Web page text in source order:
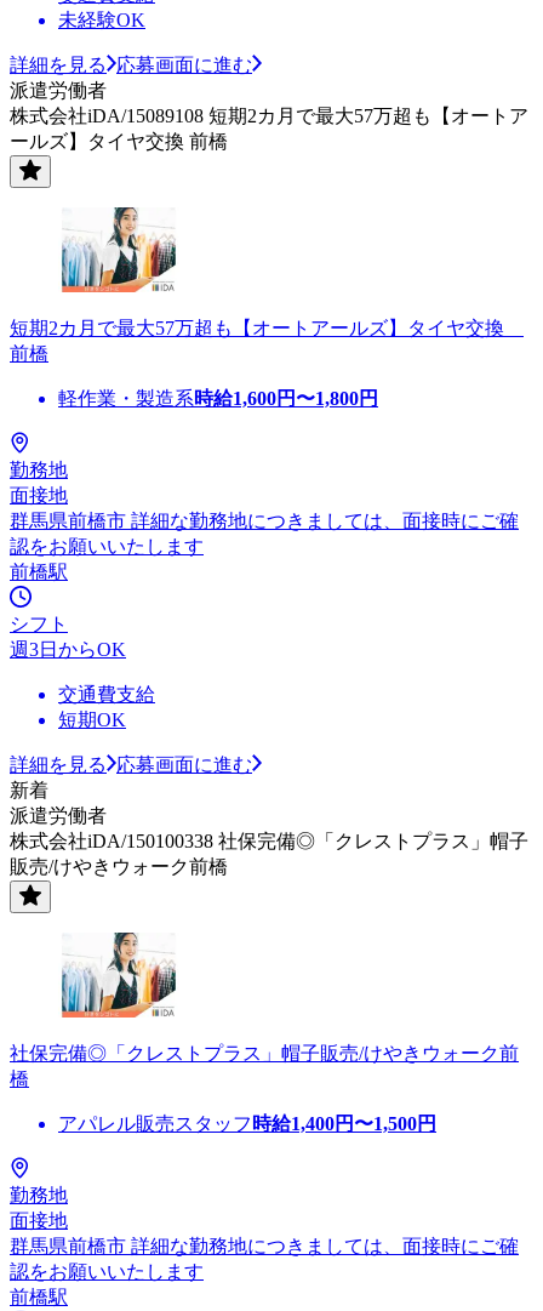
未経験OK
詳細を見る
応募画面に進む
派遣労働者
株式会社iDA/15089108 短期2カ月で最大57万超も【オートア
ールズ】タイヤ交換 前橋
短期2カ月で最大57万超も【オートアールズ】タイヤ交換
前橋
軽作業・製造系時給1,600円〜1,800円
勤務地
面接地
群馬県前橋市 詳細な勤務地につきましては、面接時にご確
認をお願いいたします
前橋駅
シフト
週3日からOK
交通費支給
短期OK
詳細を見る
応募画面に進む
新着
派遣労働者
株式会社iDA/150100338 社保完備◎「クレストプラス」帽子
販売/けやきウォーク前橋
社保完備◎「クレストプラス」帽子販売/けやきウォーク前
橋
アパレル販売スタッフ 時給1,400円〜1,500円
勤務地
面接地
群馬県前橋市 詳細な勤務地につきましては、面接時にご確
認をお願いいたします
前橋駅